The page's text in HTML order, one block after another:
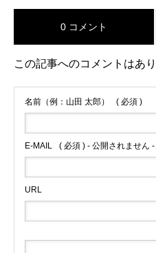
0 コメント
この記事へのコメントはあり
名前（例：山田 太郎） ( 必須 )
E-MAIL ( 必須 ) - 公開されません -
URL